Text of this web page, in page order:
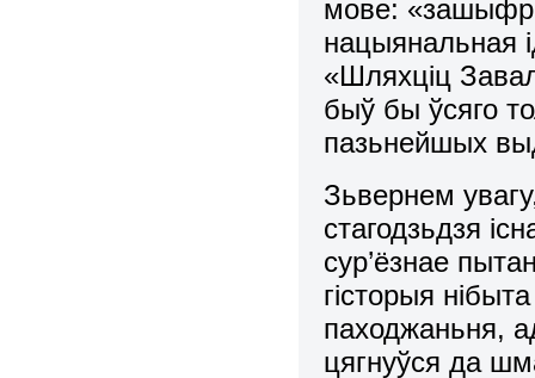
мове:
нацыянальная
«Шляхціц
быў бы ўсяго
пазьнейшых
Зьвернем
стагодзьдзя
сур’ёзнае
гісторыя
паходжаньня,
цягнуўся да